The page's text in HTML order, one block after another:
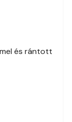
és rántott